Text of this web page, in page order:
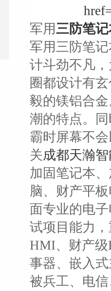
军用三防笔
军用三防笔
计斗劲不凡
圈都设计有
毅的镁铝合
潮的特点。
霸时屏幕不
关成都天瀚
加固笔记本
脑、财产平
面专业的电
试项目能力
HMI、财产
事器、嵌入
被兵工、电